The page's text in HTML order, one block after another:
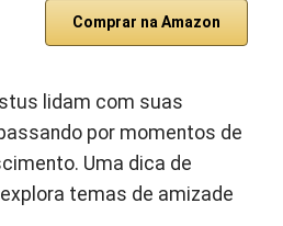
Comprar na Amazon
lidam com suas
por momentos de
Uma dica de
temas de amizade